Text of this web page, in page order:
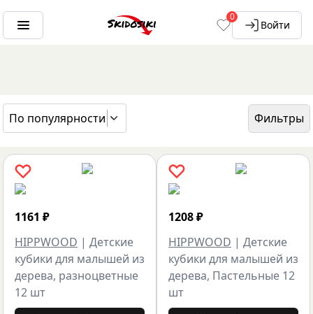
0
Войти
По популярности
Фильтры
ГЛАВНАЯ
БРЕНДЫ
1161 ₽
HIPPWOOD | Детские
кубики для малышей из
дерева, разноцветные
12 шт
1208₽
HIPPWOOD | Детские
кубики для малышей из
дерева, Пастельные 12
шт